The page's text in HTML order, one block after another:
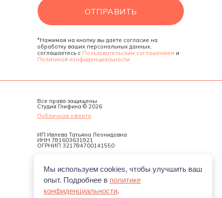
*Нажимая на кнопку вы даете согласие на
обработку ваших персональных данных,
соглашаетесь с Пользовательским соглашением и
Политикой конфиденциальности
Публичная оферта
Все права защищены
Студия Глифика © 2026
разрешения на обработку
персональных данных:
133603/78 от 06.06.2025.
ИП Ивлева Татьяна Леонидовна
ИНН 781603631921
ОГРНИП 321784700141550
ОТПРАВИТЬ
Мы используем cookies, чтобы улучшить ваш
опыт. Подробнее в политике
конфиденциальности.